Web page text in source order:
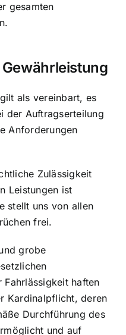
gesamten
als vereinbart, es
der Auftragserteilung
Anforderungen
Zulässigkeit
Leistungen ist
stellt uns von allen
frei.
grobe
Fahrlässigkeit haften
Kardinalpflicht, deren
Durchführung des
und auf